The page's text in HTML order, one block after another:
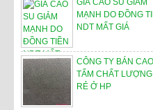
GIÁ CAO SU GIẢM
MẠNH DO ĐỒNG
NDT MẤT GIÁ
CÔNG TY BÁN
TẤM CHẤT LƯỢNG
RẺ Ở HP